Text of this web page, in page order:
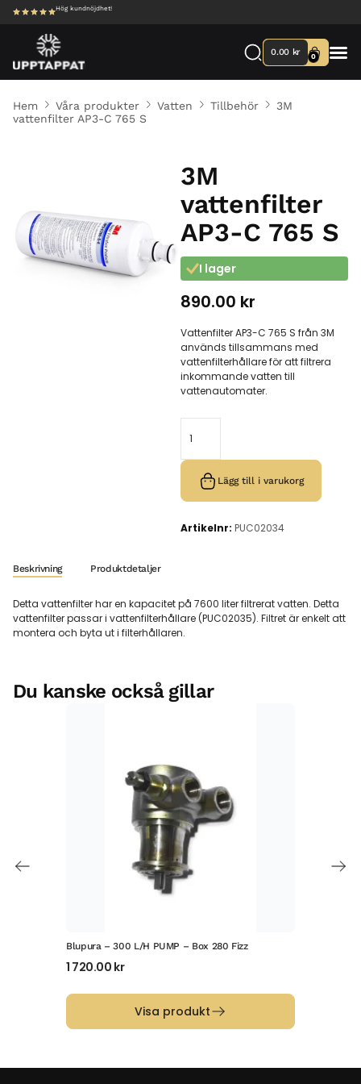
Hög kundnöjdhet!
0.00 kr 0
Hem Våra produkter Vatten Tillbehör
3M
vattenfilter AP3-C 765 S
3M
vattenfilter
AP3-C 765 S
I lager
890.00 kr
Vattenfilter AP3-C 765 S från 3M
används tillsammans med
vattenfilterhållare för att filtrera
inkommande vatten till
vattenautomater.
Lägg till i varukorg
Artikelnr: PUC02034
Beskrivning Produktdetaljer
Detta vattenfilter har en kapacitet på 7600 liter filtrerat vatten. Detta
vattenfilter passar i vattenfilterhållare (PUC02035). Filtret är enkelt att
montera och byta ut i filterhållaren.
Du kanske också gillar
Blupura – 300 L/H PUMP – Box 280 Fizz
1 720.00 kr
Visa produkt